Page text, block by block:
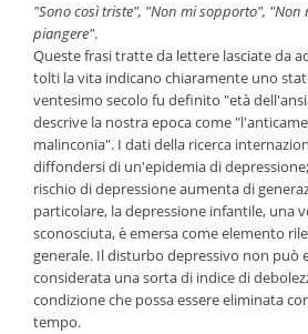
"Sono così triste", "Non mi sopporto", "Non
piangere".
Queste frasi tratte da lettere lasciate da
tolti la vita indicano chiaramente uno
ventesimo secolo fu definito "età
descrive la nostra epoca come
malinconia". I dati della ricerca
diffondersi di un'epidemia di
rischio di depressione aumenta di
particolare, la depressione infantile, una
sconosciuta, è emersa come elemento
generale. Il disturbo depressivo non può
considerata una sorta di indice di
condizione che possa essere eliminata
tempo.